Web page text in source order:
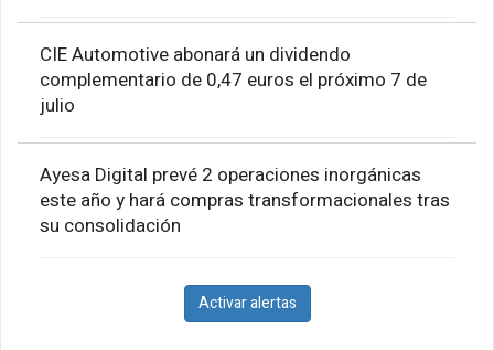
CIE Automotive abonará un dividendo
complementario de 0,47 euros el próximo 7 de
julio
Ayesa Digital prevé 2 operaciones inorgánicas
este año y hará compras transformacionales tras
su consolidación
Activar alertas